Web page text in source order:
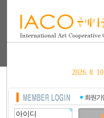
2026. 8. 10